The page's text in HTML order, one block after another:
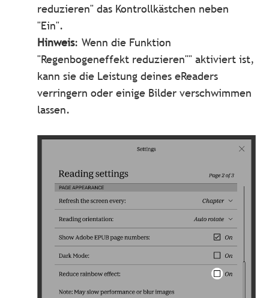
reduzieren" das Kontrollkästchen neben
"Ein".
Hinweis: Wenn die Funktion
"Regenbogeneffekt reduzieren"" aktiviert ist,
kann sie die Leistung deines eReaders
verringern oder einige Bilder verschwimmen
lassen.